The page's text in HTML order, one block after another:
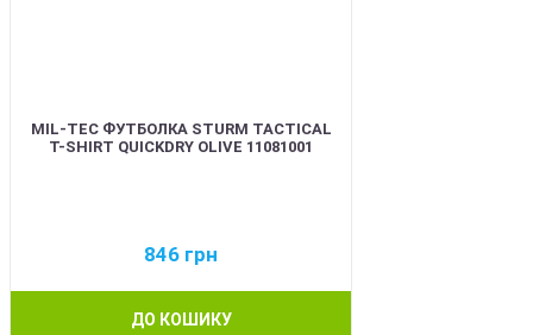
MIL-TEC ФУТБОЛКА STURM TACTICAL
T-SHIRT QUICKDRY OLIVE 11081001
846 грн
ДО КОШИКУ